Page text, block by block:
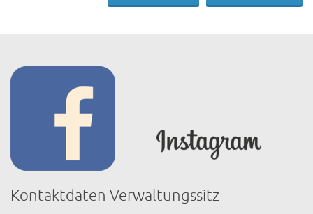
Kontaktdaten Verwaltungssitz